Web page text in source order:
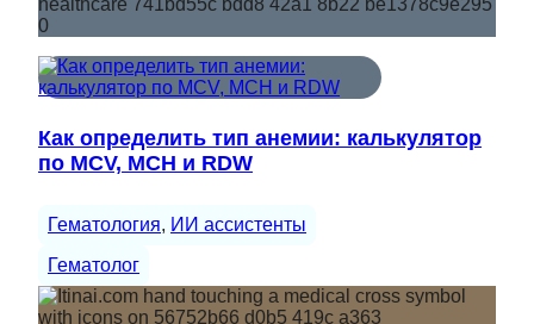
Как определить тип анемии: калькулятор
по MCV, MCH и RDW
Гематология, ИИ ассистенты
Гематолог